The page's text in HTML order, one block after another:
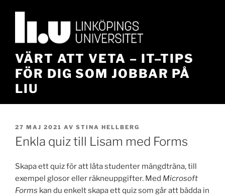
VÄRT ATT VETA – IT–TIPS
FÖR DIG SOM JOBBAR PÅ
LIU
PUBLICERAT
27 MAJ 2021 AV STINA HELLBERG
Enkla quiz till Lisam med Forms
Skapa ett quiz för att låta studenter mängdträna, till
exempel glosor eller räkneuppgifter. Med Microsoft
Forms kan du enkelt skapa ett quiz som går att bädda in